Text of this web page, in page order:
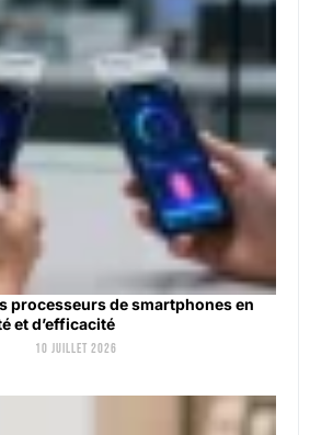
processeurs de smartphones en
et d’efficacité
10 juillet 2026